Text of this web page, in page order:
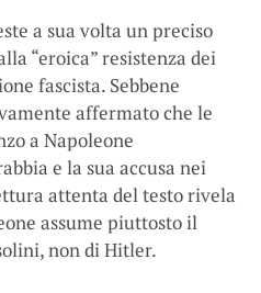
a sua volta un preciso
“eroica” resistenza dei
fascista. Sebbene
affermato che le
a Napoleone
e la sua accusa nei
attenta del testo rivela
assume piuttosto il
non di Hitler.